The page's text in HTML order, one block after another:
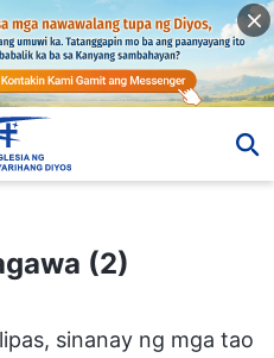
(2)
sinanay ng mga tao